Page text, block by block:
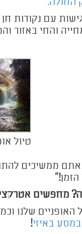
עם נקודות
והחי באזור
טיול
אתם ממשיכים
הזמן!"
מחפשים
שלנו
במסע באיזי!